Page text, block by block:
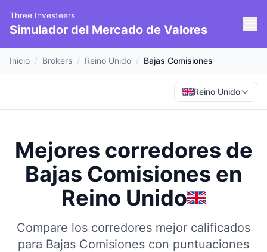
Three Investeers
Simulador del Mercado de Valores
Inicio / Brokers / Reino Unido / Bajas Comisiones
Reino Unido
Mejores corredores de
Bajas Comisiones en
Reino Unido
Compare los corredores mejor calificados
para Bajas Comisiones con puntuaciones